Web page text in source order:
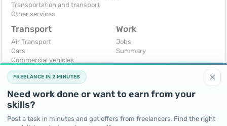
Transportation and transport
Other services
Transport
Air Transport
Cars
Commercial vehicles
Moto
Services
Trucks and special vehicles
Yachts, boats, kayaks
Other vehicles
Work
Jobs
Summary
×
FREELANCE IN 2 MINUTES
Need work done or want to earn from your
skills?
Post a task in minutes and get offers from freelancers. Find the right